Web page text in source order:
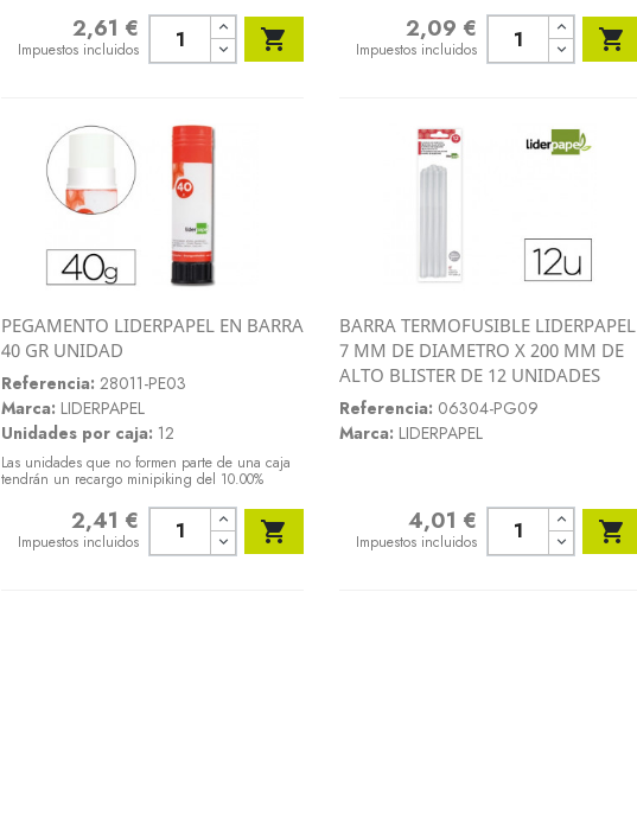
2,61 €
Impuestos incluidos  2,09 €
Impuestos incluidos 
Vista rápida
PEGAMENTO LIDERPAPEL EN BARRA
40 GR UNIDAD
Referencia: 28011-PE03
Marca: LIDERPAPEL
Unidades por caja: 12
Las unidades que no formen parte de una caja
tendrán un recargo minipiking del 10.00%
2,41 €
Impuestos incluidos 
Vista rápida
BARRA TERMOFUSIBLE LIDERPAPEL
7 MM DE DIAMETRO X 200 MM DE
ALTO BLISTER DE 12 UNIDADES
Referencia: 06304-PG09
Marca: LIDERPAPEL
4,01 €
Impuestos incluidos 